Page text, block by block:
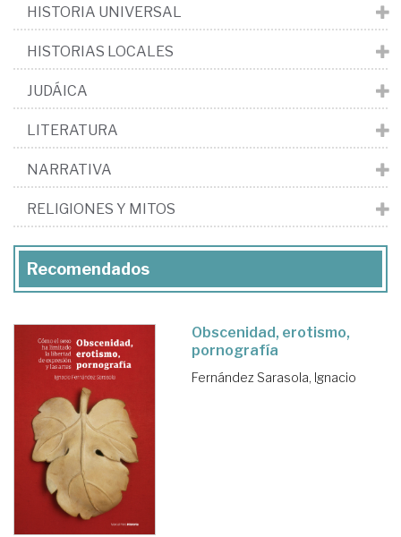
HISTORIA UNIVERSAL
HISTORIAS LOCALES
JUDÁICA
LITERATURA
NARRATIVA
RELIGIONES Y MITOS
Recomendados
Obscenidad, erotismo,
pornografía
Fernández Sarasola, Ignacio